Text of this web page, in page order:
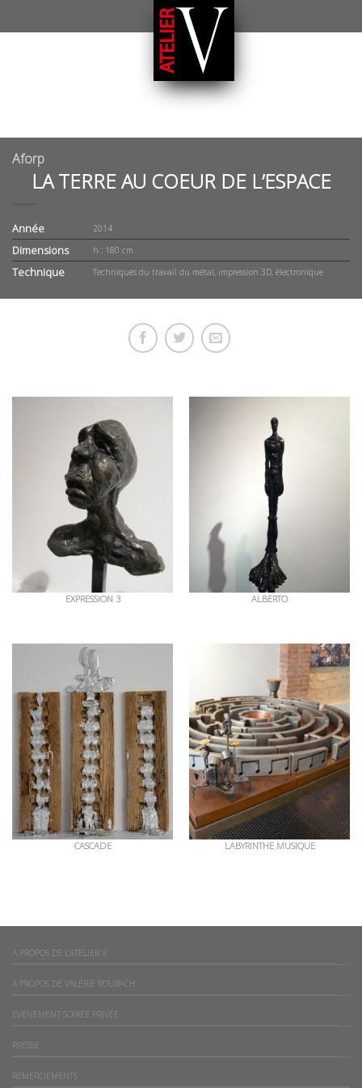
Aforp
LA TERRE AU COEUR DE L’ESPACE
Année 2014
Dimensions h : 180 cm
Technique Techniques du travail du métal, impression 3D, électronique
EXPRESSION 3 ALBERTO
CASCADE LABYRINTHE MUSIQUE
A PROPOS DE L’ATELIER V
A PROPOS DE VALÉRIE ROUBACH
EVÈNEMENT-SOIRÉE PRIVÉE
PRESSE
REMERCIEMENTS